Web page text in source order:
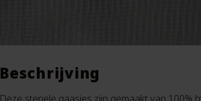
Beschrijving